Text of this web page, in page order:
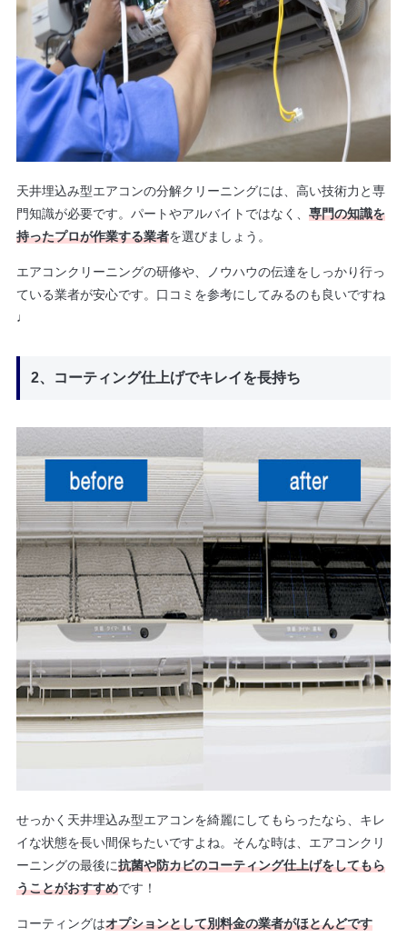
天井埋込み型エアコンの分解クリーニングには、高い技術力と専
門知識が必要です。パートやアルバイトではなく、 専門の知識を
持ったプロが作業する業者を選びましょう。
エアコンクリーニングの研修や、ノウハウの伝達をしっかり行っ
ている業者が安心です。口コミを参考にしてみるのも良いですね
♩
2、コーティング仕上げでキレイを長持ち
せっかく天井埋込み型エアコンを綺麗にしてもらったなら、キレ
イな状態を長い間保ちたいですよね。そんな時は、エアコンクリ
ーニングの最後に抗菌や防カビのコーティング仕上げをしてもら
うことがおすすめです！
コーティングはオプションとして別料金の業者がほとんどです